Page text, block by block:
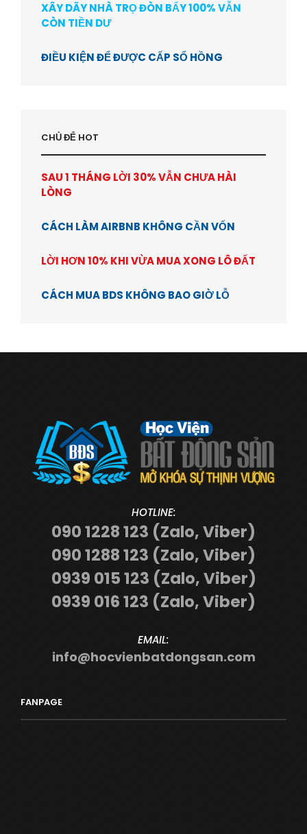
XÂY DÃY NHÀ TRỌ ĐÒN BẨY 100% VẪN
CÒN TIỀN DƯ
ĐIỀU KIỆN ĐỂ ĐƯỢC CẤP SỔ HỒNG
CHỦ ĐỂ HOT
SAU 1 THÁNG LỜI 30% VẪN CHƯA HÀI
LÒNG
CÁCH LÀM AIRBNB KHÔNG CẦN VỐN
LỜI HƠN 10% KHI VỪA MUA XONG LÔ ĐẤT
CÁCH MUA BDS KHÔNG BAO GIỜ LỖ
HOTLINE:
090 1228 123 (Zalo, Viber)
090 1288 123 (Zalo, Viber)
0939 015 123 (Zalo, Viber)
0939 016 123 (Zalo, Viber)
EMAIL:
info@hocvienbatdongsan.com
FANPAGE